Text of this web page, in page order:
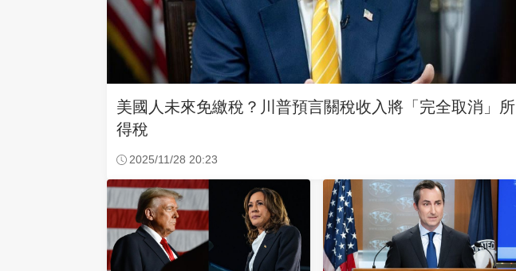
美國人未來免繳稅？川普預言關稅收入將「完全取消」所
得稅
2025/11/28 20:23